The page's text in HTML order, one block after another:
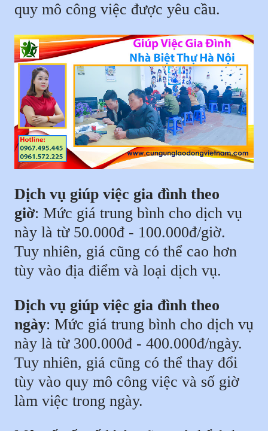
quy mô công việc được yêu cầu.
Dịch vụ giúp việc gia đình theo
giờ: Mức giá trung bình cho dịch vụ
này là từ 50.000đ - 100.000đ/giờ.
Tuy nhiên, giá cũng có thể cao hơn
tùy vào địa điểm và loại dịch vụ.
Dịch vụ giúp việc gia đình theo
ngày: Mức giá trung bình cho dịch vụ
này là từ 300.000đ - 400.000đ/ngày.
Tuy nhiên, giá cũng có thể thay đổi
tùy vào quy mô công việc và số giờ
làm việc trong ngày.